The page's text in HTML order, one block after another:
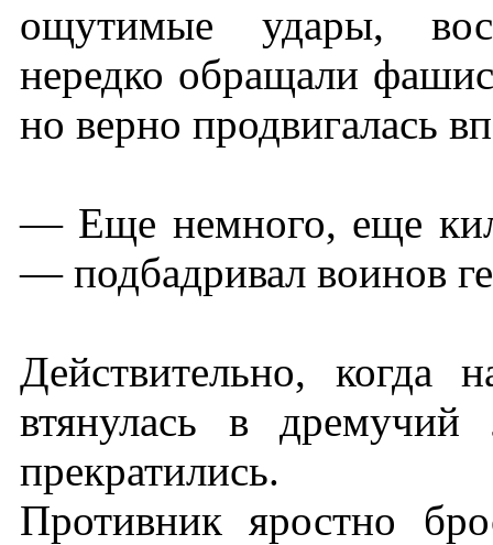
ощутимые удары,
нередко обращали
но верно продвигалась
— Еще немного, еще
— подбадривал воинов
Действительно, когда
втянулась в
прекратились.
Противник яростно